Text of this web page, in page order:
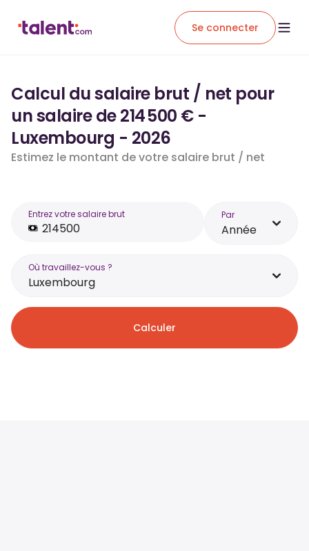
Se connecter
Calcul du salaire brut / net pour
un salaire de 214 500 € -
Luxembourg - 2026
Estimez le montant de votre salaire brut / net
Entrez votre salaire brut Par
Année
Où travaillez-vous ?
Luxembourg
Calculer